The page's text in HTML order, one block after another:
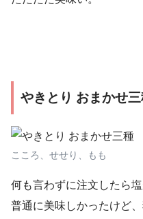
やきとり おまかせ
こころ、せせり、もも
何も言わずに注文したら塩
普通に美味しかったけど